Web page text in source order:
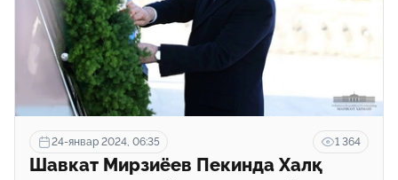
24-январ 2024, 06:35 1 364
Шавкат Мирзиёев Пекинда Халқ